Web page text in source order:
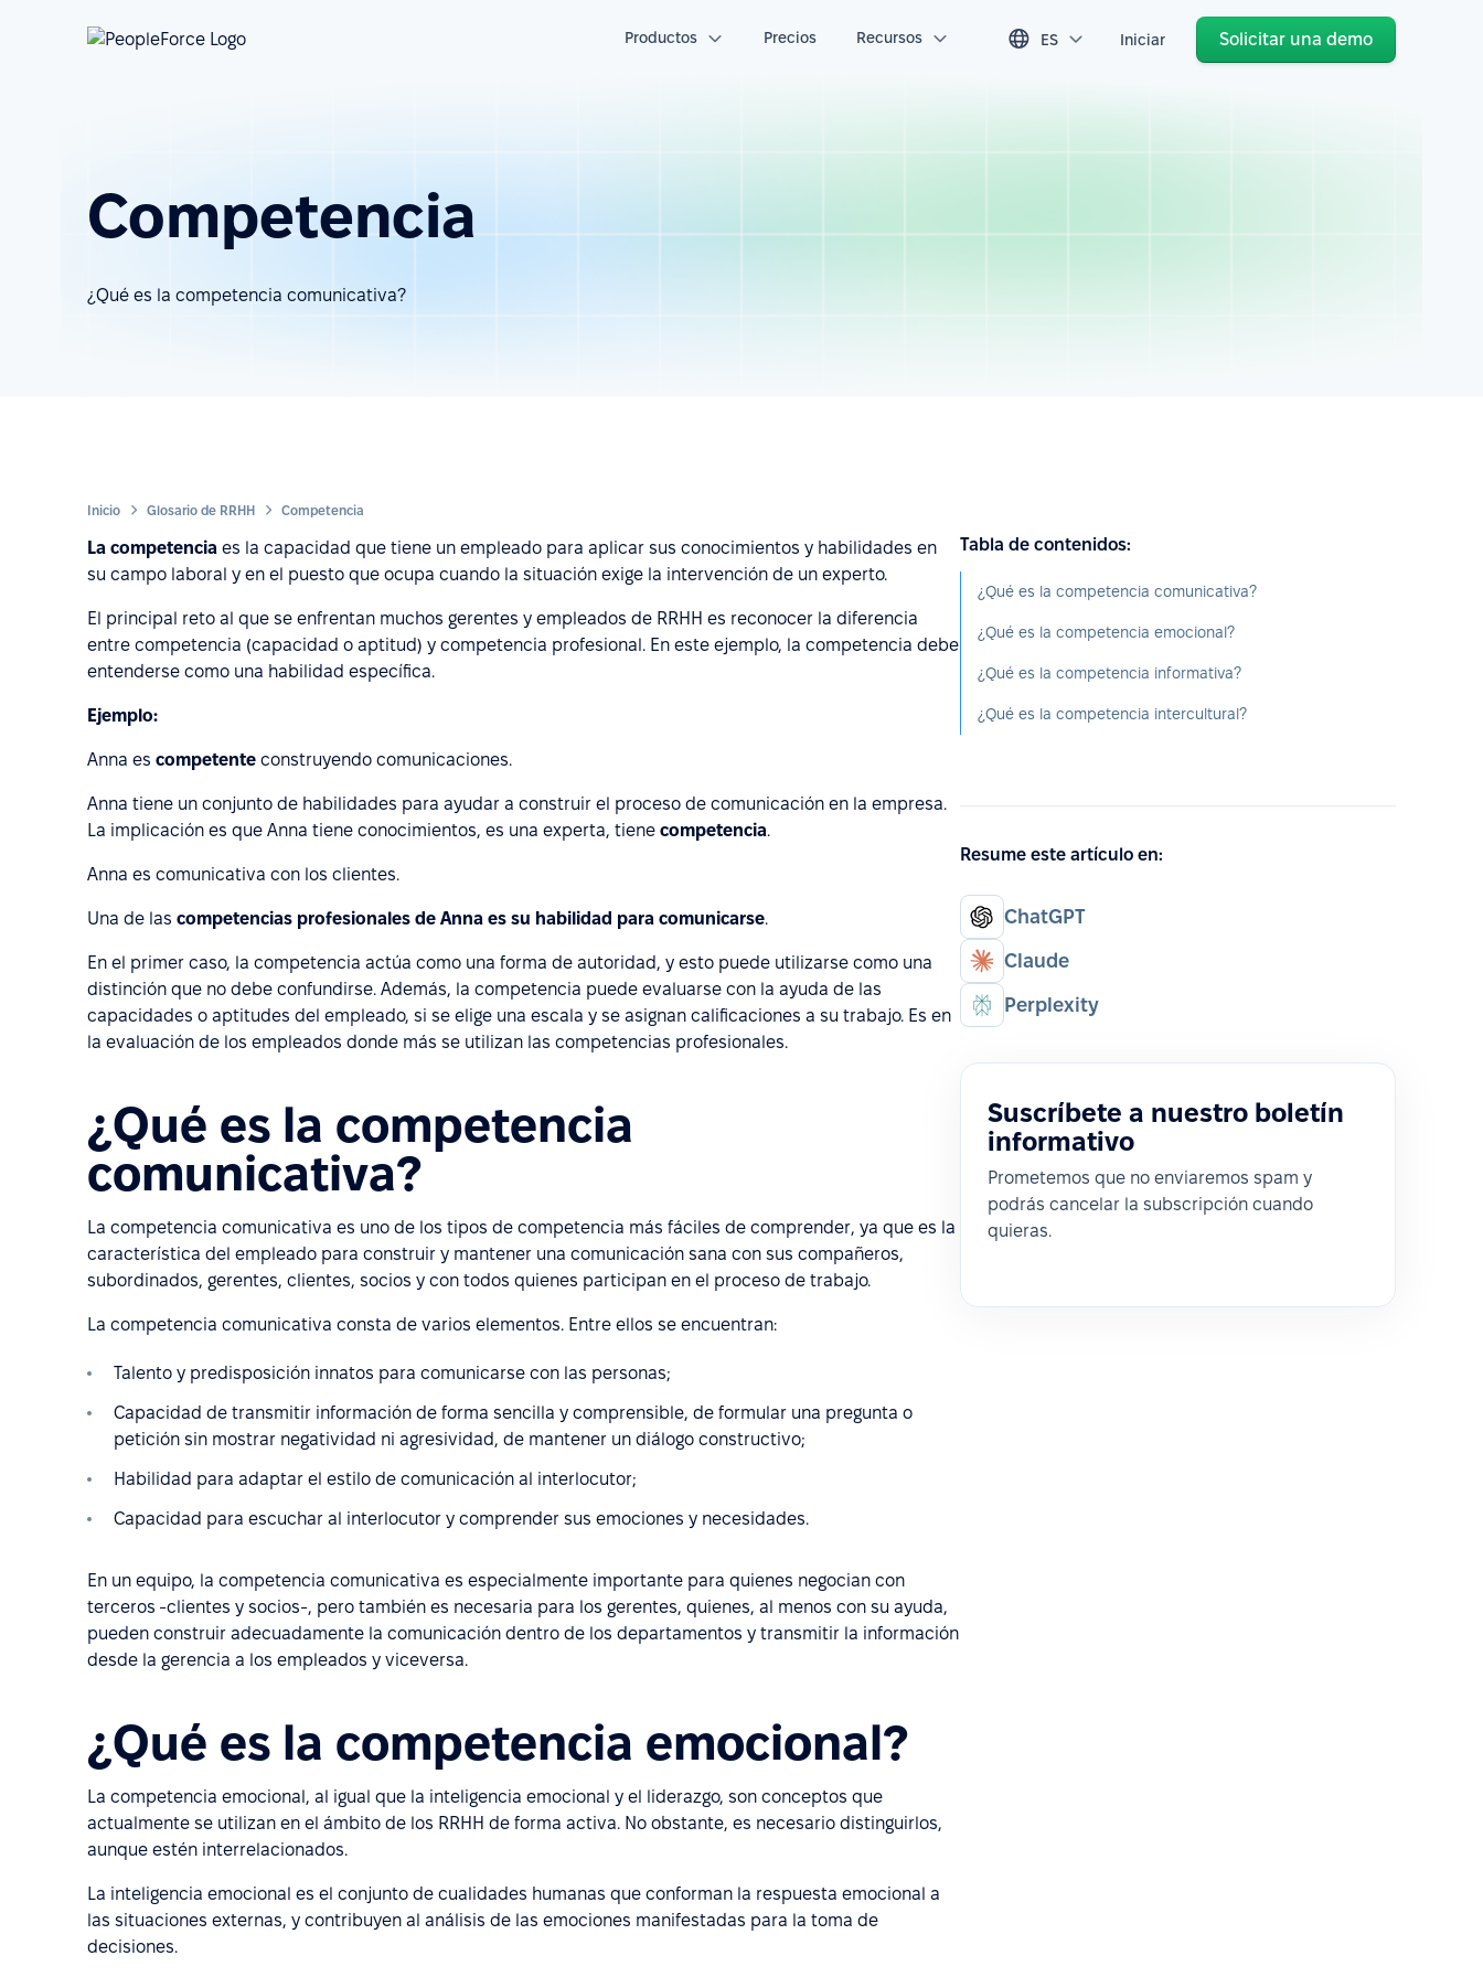
Productos Precios Recursos ES Iniciar Solicitar una demo
Competencia
¿Qué es la competencia comunicativa?
Inicio Glosario de RRHH Competencia
La competencia es la capacidad que tiene un empleado para aplicar sus conocimientos y habilidades en
su campo laboral y en el puesto que ocupa cuando la situación exige la intervención de un experto.
El principal reto al que se enfrentan muchos gerentes y empleados de RRHH es reconocer la diferencia
entre competencia (capacidad o aptitud) y competencia profesional. En este ejemplo, la competencia debe
entenderse como una habilidad específica.
Ejemplo:
Anna es competente construyendo comunicaciones.
Anna tiene un conjunto de habilidades para ayudar a construir el proceso de comunicación en la empresa.
La implicación es que Anna tiene conocimientos, es una experta, tiene competencia.
Anna es comunicativa con los clientes.
Una de las competencias profesionales de Anna es su habilidad para comunicarse.
En el primer caso, la competencia actúa como una forma de autoridad, y esto puede utilizarse como una
distinción que no debe confundirse. Además, la competencia puede evaluarse con la ayuda de las
capacidades o aptitudes del empleado, si se elige una escala y se asignan calificaciones a su trabajo. Es en
la evaluación de los empleados donde más se utilizan las competencias profesionales.
¿Qué es la competencia
comunicativa?
La competencia comunicativa es uno de los tipos de competencia más fáciles de comprender, ya que es la
característica del empleado para construir y mantener una comunicación sana con sus compañeros,
subordinados, gerentes, clientes, socios y con todos quienes participan en el proceso de trabajo.
La competencia comunicativa consta de varios elementos. Entre ellos se encuentran:
Talento y predisposición innatos para comunicarse con las personas;
Capacidad de transmitir información de forma sencilla y comprensible, de formular una pregunta o
petición sin mostrar negatividad ni agresividad, de mantener un diálogo constructivo;
Habilidad para adaptar el estilo de comunicación al interlocutor;
Capacidad para escuchar al interlocutor y comprender sus emociones y necesidades.
En un equipo, la competencia comunicativa es especialmente importante para quienes negocian con
terceros -clientes y socios-, pero también es necesaria para los gerentes, quienes, al menos con su ayuda,
pueden construir adecuadamente la comunicación dentro de los departamentos y transmitir la información
desde la gerencia a los empleados y viceversa.
¿Qué es la competencia emocional?
La competencia emocional, al igual que la inteligencia emocional y el liderazgo, son conceptos que
actualmente se utilizan en el ámbito de los RRHH de forma activa. No obstante, es necesario distinguirlos,
aunque estén interrelacionados.
La inteligencia emocional es el conjunto de cualidades humanas que conforman la respuesta emocional a
las situaciones externas, y contribuyen al análisis de las emociones manifestadas para la toma de
decisiones.
Tabla de contenidos:
¿Qué es la competencia comunicativa?
¿Qué es la competencia emocional?
¿Qué es la competencia informativa?
¿Qué es la competencia intercultural?
Resume este artículo en:
ChatGPT
Claude
Perplexity
Suscríbete a nuestro boletín
informativo
Prometemos que no enviaremos spam y
podrás cancelar la subscripción cuando
quieras.